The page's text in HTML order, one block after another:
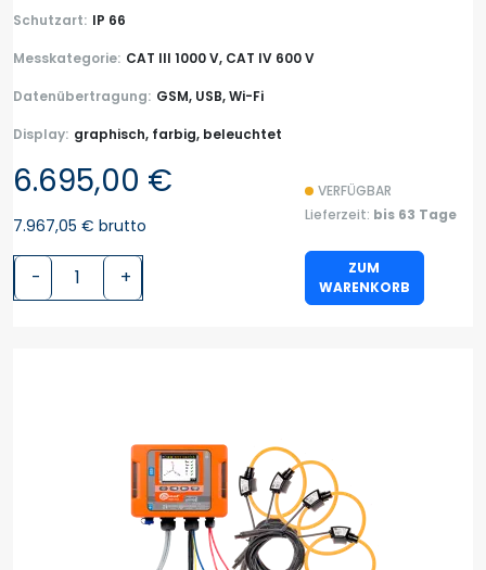
Schutzart: IP 66
Messkategorie: CAT III 1000 V, CAT IV 600 V
Datenübertragung: GSM, USB, Wi-Fi
Display: graphisch, farbig, beleuchtet
6.695,00 €
7.967,05 € brutto
- +
VERFÜGBAR
Lieferzeit: bis 63 Tage
ZUM
WARENKORB